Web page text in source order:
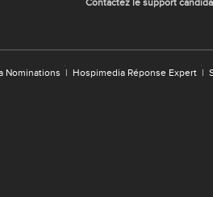
Contactez le support
Nominations | Hospimedia Réponse Expert |